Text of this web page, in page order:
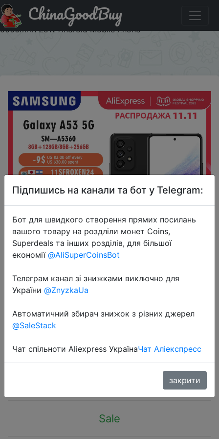
Придбати по знижці Samsung Galaxy A53 5G 120Hz
Super AMOLED Smartphone Exynos 1280 Octa-core
5000mAh 25W Android Mobile Phone
ChinaGoodBuy
2022-11-01
Super AMOLED Smartphone Exynos
1280 Octa-core 5000mAh 25W
Android Mobile Phone
Sale
Підпишись на канали та бот у Telegram:
Бот для швидкого створення прямих посилань
вашого товару на роздліли монет Coins,
Superdeals та інших розділів, для більшої
економії @AliSuperCoinsBot
Телеграм канал зі знижками виключно для
України @ZnyzkaUa
Автоматичний збирач знижок з різних джерел
@SaleStack
Чат спільноти Aliexpress УкраїнаЧат Аліекспресс
закрити